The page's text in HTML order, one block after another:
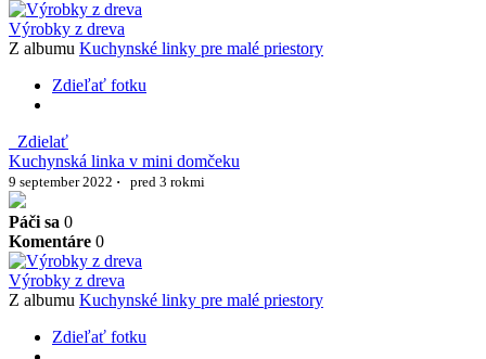
Výrobky z dreva
Z albumu Kuchynské linky pre malé priestory
Zdieľať fotku
Zdielať
Kuchynská linka v mini domčeku
9 september 2022 · pred 3 rokmi
Páči sa 0
Komentáre 0
Výrobky z dreva
Z albumu Kuchynské linky pre malé priestory
Zdieľať fotku